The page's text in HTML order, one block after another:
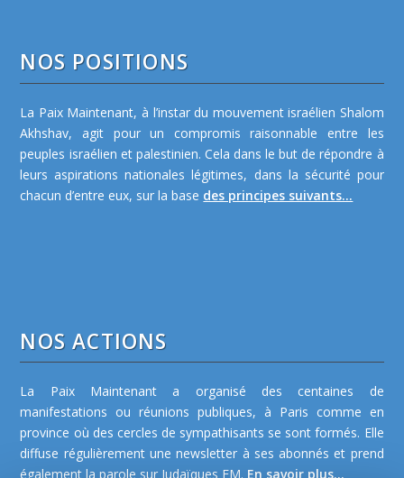
NOS POSITIONS
La Paix Maintenant, à l’instar du mouvement israélien Shalom
Akhshav, agit pour un compromis raisonnable entre les
peuples israélien et palestinien. Cela dans le but de répondre à
leurs aspirations nationales légitimes, dans la sécurité pour
chacun d’entre eux, sur la base des principes suivants...
NOS ACTIONS
La Paix Maintenant a organisé des centaines de
manifestations ou réunions publiques, à Paris comme en
province où des cercles de sympathisants se sont formés. Elle
diffuse régulièrement une newsletter à ses abonnés et prend
également la parole sur Judaïques FM. En savoir plus...